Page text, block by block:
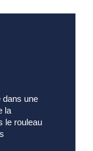
dans une
la
le rouleau